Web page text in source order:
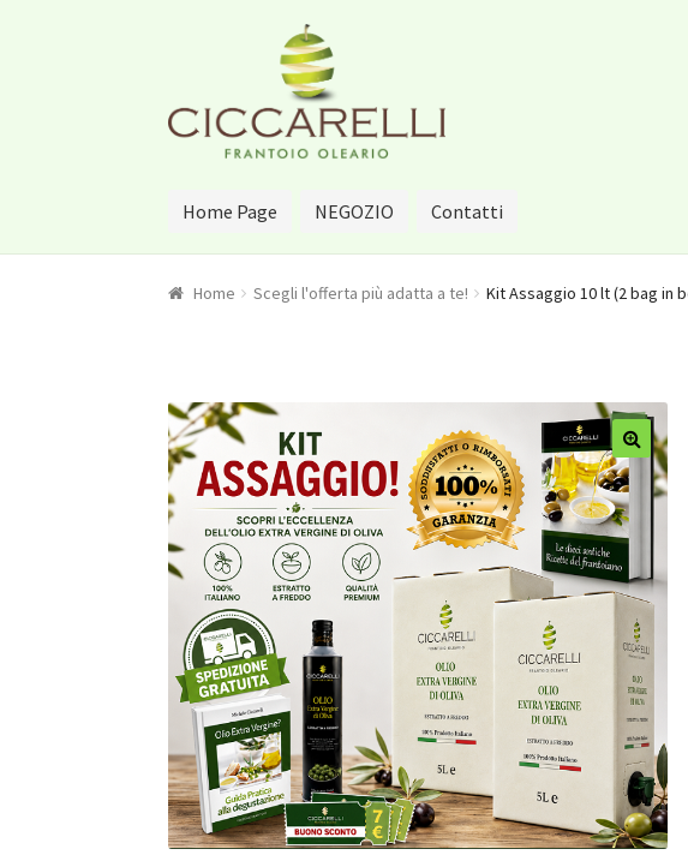
Vai alla navigazione
Vai al contenuto
Home Page NEGOZIO Contatti
Home Scegli l'offerta più adatta a te! Kit Assaggio 10 lt (2 bag in